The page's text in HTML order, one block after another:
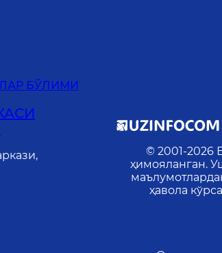
БЎЛИМИ
© 2001-2026
ҳимояланган.
ҳавола